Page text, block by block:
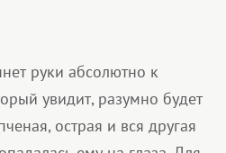
руки абсолютно к
увидит, разумно будет
острая и вся другая